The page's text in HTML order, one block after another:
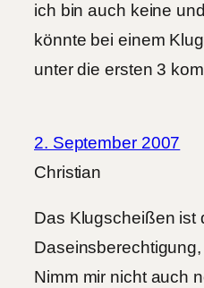
ich bin auch keine
könnte bei einem
unter die ersten 3
2. September 2007
Christian
Das Klugscheißen ist
Nimm mir nicht auch